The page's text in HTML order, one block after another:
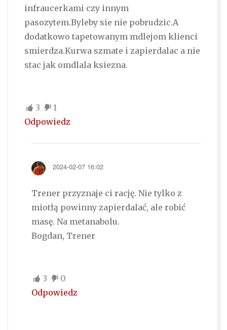
infraucerkami czy innym
pasozytem.Byleby sie nie pobrudzic.A
dodatkowo tapetowanym mdlejom klienci
smierdza.Kurwa szmate i zapierdalac a nie
stac jak omdlala ksiezna.
3
1
Odpowiedz
2024-02-07 16:02
Trener przyznaje ci rację. Nie tylko z
miotłą powinny zapierdalać, ale robić
masę. Na metanabolu.
Bogdan, Trener
3
0
Odpowiedz